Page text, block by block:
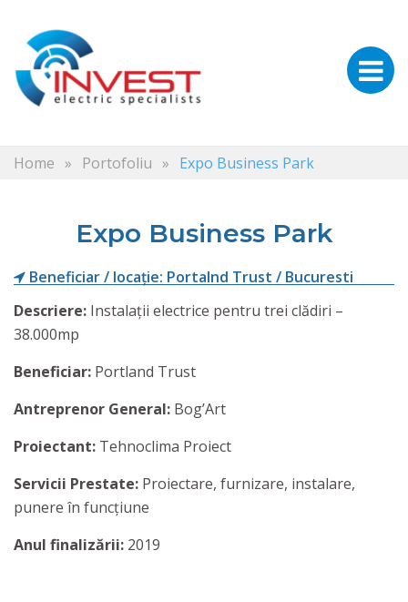
Home » Portofoliu » Expo Business Park
Expo Business Park
Beneficiar / locație: Portalnd Trust / Bucuresti
Descriere: Instalații electrice pentru trei clădiri –
38.000mp
Beneficiar: Portland Trust
Antreprenor General: Bog’Art
Proiectant: Tehnoclima Proiect
Servicii Prestate: Proiectare, furnizare, instalare,
punere în funcțiune
Anul finalizării: 2019